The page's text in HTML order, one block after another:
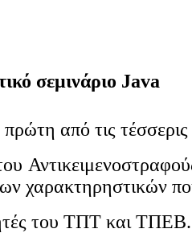
σεμινάριο Java
από τις τέσσερις
χαρακτηρηστικών
του ΤΠΤ και ΤΠΕΒ.